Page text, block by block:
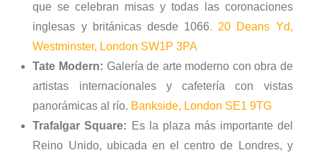
que se celebran misas y todas las coronaciones
inglesas y británicas desde 1066. 20 Deans Yd,
Westminster, London SW1P 3PA
Tate Modern: Galería de arte moderno con obra de
artistas internacionales y cafetería con vistas
panorámicas al río. Bankside, London SE1 9TG
Trafalgar Square: Es la plaza más importante del
Reino Unido, ubicada en el centro de Londres, y